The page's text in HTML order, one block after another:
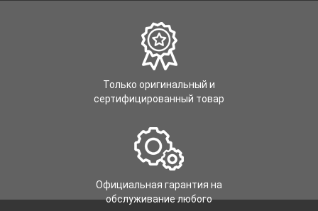
Только оригинальный и
сертифицированный товар
Официальная гарантия на
обслуживание любого